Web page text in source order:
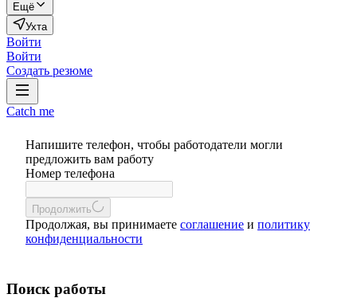
Ещё
Ухта
Войти
Войти
Создать резюме
Catch me
Напишите телефон, чтобы работодатели могли
предложить вам работу
Номер телефона
Продолжить
Продолжая, вы принимаете соглашение и политику
конфиденциальности
Поиск работы